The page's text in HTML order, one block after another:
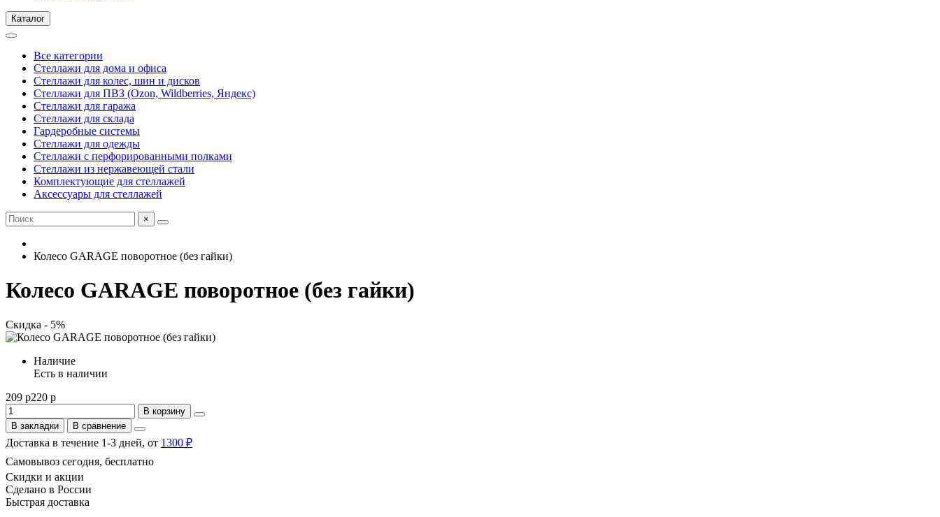
Каталог
Все категории
Стеллажи для дома и офиса
Стеллажи для колес, шин и дисков
Стеллажи для ПВЗ (Ozon, Wildberries, Яндекс)
Стеллажи для гаража
Стеллажи для склада
Гардеробные системы
Стеллажи для одежды
Стеллажи с перфорированными полками
Стеллажи из нержавеющей стали
Комплектующие для стеллажей
Аксессуары для стеллажей
×
Колесо GARAGE поворотное (без гайки)
Колесо GARAGE поворотное (без гайки)
Скидка - 5%
Наличие
Есть в наличии
209 р220 р
В корзину
В закладки
В сравнение
Доставка в течение 1-3 дней, от 1300 ₽
Самовывоз сегодня, бесплатно
Скидки и акции
Сделано в России
Быстрая доставка